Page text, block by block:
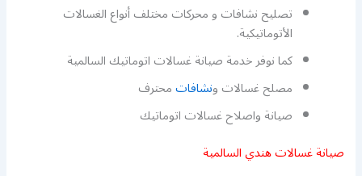
تصليح نشافات و محركات مختلف أنواع الغسالات
الأتوماتيكية.
كما نوفر خدمة صيانة غسالات اتوماتيك السالمية
مصلح غسالات ونشافاتمحترف
صيانة واصلاح غسالات اتوماتيك
صيانة غسالات هندي السالمية